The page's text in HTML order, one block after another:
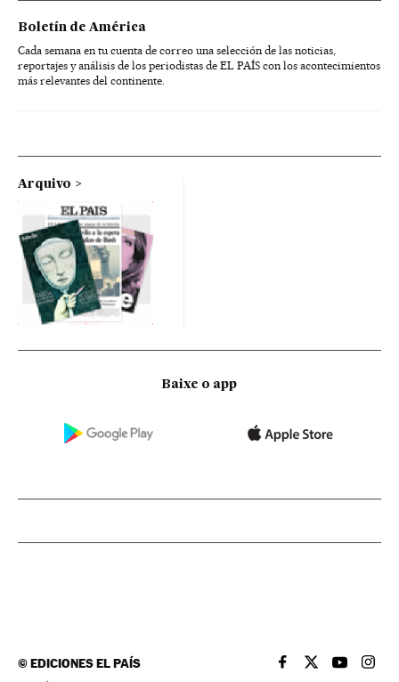
Boletín de América
Cada semana en tu cuenta de correo una selección de las noticias,
reportajes y análisis de los periodistas de EL PAÍS con los acontecimientos
más relevantes del continente.
Arquivo
Baixe o app
©EDICIONES EL PAÍS EL PAÍS BRASIL EN
EL PAÍSEL PAÍS
EL